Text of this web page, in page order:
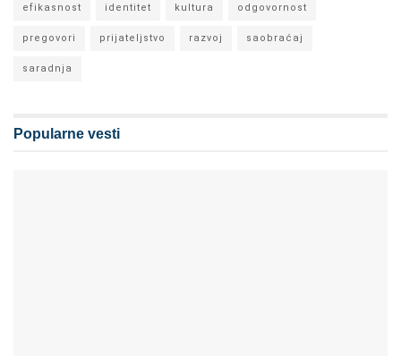
efikasnost identitet kultura odgovornost
pregovori prijateljstvo razvoj saobraćaj
saradnja
Popularne vesti